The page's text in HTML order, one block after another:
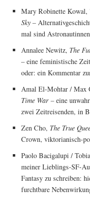
Mary Robi­net­te Kowal,
Sky–
mal sind
Anna­lee Newitz, The
– eine femi­nis­ti­sche
oder: ein Kom­men­tar
Amal El-Mohtar / Max
Time War– eine
zwei Zeit­rei­sen­den, in
Zen Cho, The True
Crown, vik­to­ria­nisch-
Pao­lo Baci­g­alu­pi /
mei­ner Lieb­lings-SF-
Fan­ta­sy zu schrei­ben:
furcht­ba­re